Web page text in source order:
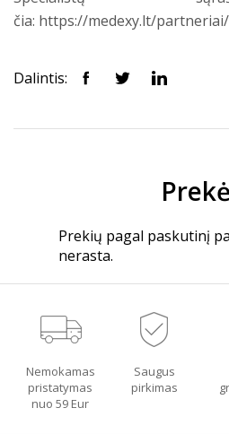
čia: https://medexy.lt/partneriai/
Dalintis:
Prekių pagal paskutinį
nerasta.
Nemokamas
pristatymas
nuo 59 Eur
Saugus
pirkimas